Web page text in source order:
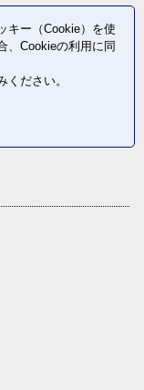
キー（Cookie）を使
、Cookieの利用に同
ください。